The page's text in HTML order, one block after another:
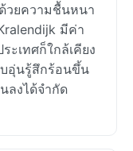
วยความชื้นหนา
มีค่า
ะเทศก็ใกล้เคียง
อุ่นรู้สึกร้อนขึ้น
ลงได้จำกัด